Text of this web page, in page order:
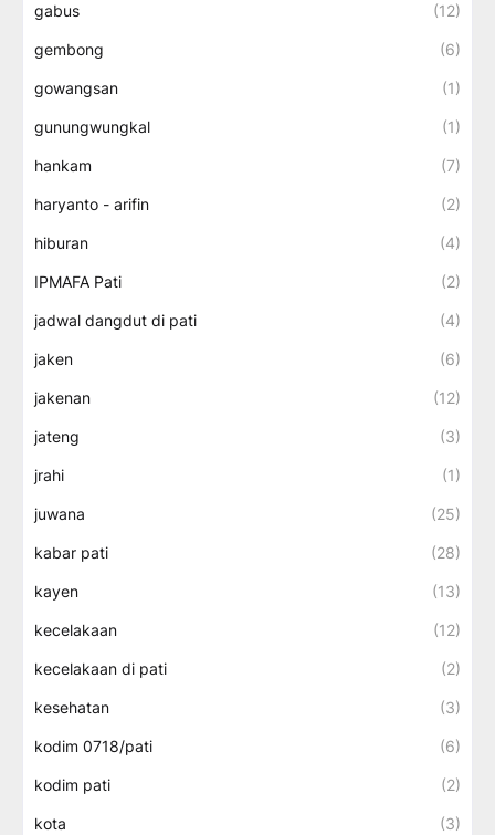
gabus (12)
gembong (6)
gowangsan (1)
gunungwungkal (1)
hankam (7)
haryanto - arifin (2)
hiburan (4)
IPMAFA Pati (2)
jadwal dangdut di pati (4)
jaken (6)
jakenan (12)
jateng (3)
jrahi (1)
juwana (25)
kabar pati (28)
kayen (13)
kecelakaan (12)
kecelakaan di pati (2)
kesehatan (3)
kodim 0718/pati (6)
kodim pati (2)
kota (3)